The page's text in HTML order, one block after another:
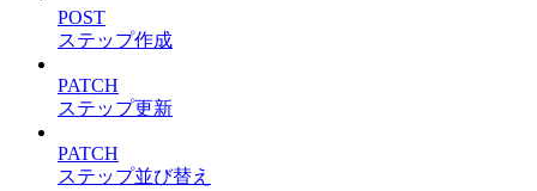
POST
ステップ作成
PATCH
ステップ更新
PATCH
ステップ並び替え